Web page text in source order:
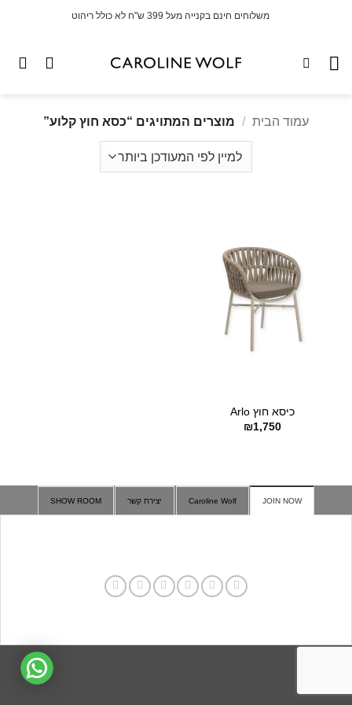
משלוחים חינם בקנייה מעל 399 ש"ח לא כולל ריהוט
עמוד הבית / מוצרים המתויגים “כסא חוץ קלוע”
כיסא חוץ Arlo
₪1,750
JOIN NOW
Caroline Wolf יצירת קשר SHOW ROOM